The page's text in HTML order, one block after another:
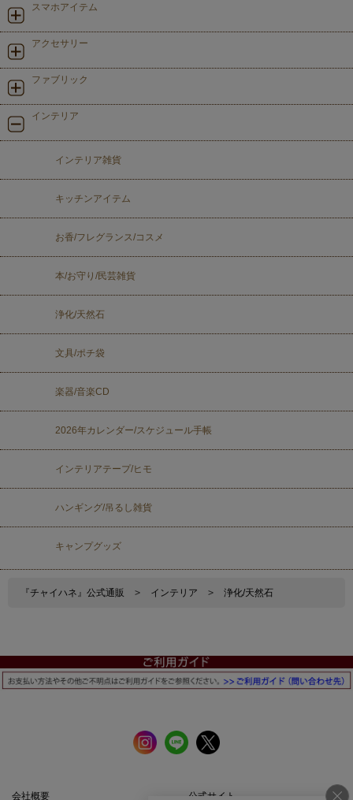
スマホアイテム
アクセサリー
ファブリック
インテリア
インテリア雑貨
キッチンアイテム
お香/フレグランス/コスメ
本/お守り/民芸雑貨
浄化/天然石
文具/ポチ袋
楽器/音楽CD
2026年カレンダー/スケジュール手帳
インテリアテープ/ヒモ
ハンギング/吊るし雑貨
キャンプグッズ
『チャイハネ』公式通販 > インテリア > 浄化/天然石
会社概要 公式サイト